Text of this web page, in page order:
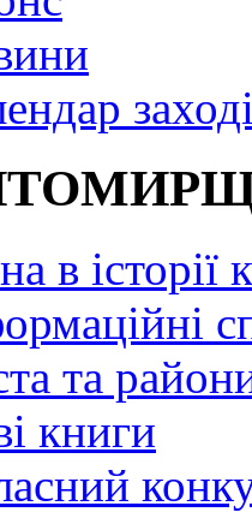
в історії
та
книги